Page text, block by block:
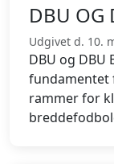
DBU OG
Udgivet d. 10.
DBU og
fundamentet
rammer for